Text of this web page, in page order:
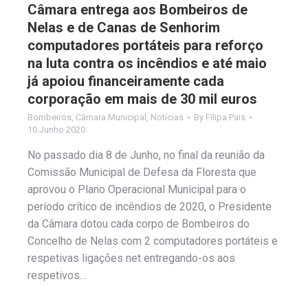
Câmara entrega aos Bombeiros de
Nelas e de Canas de Senhorim
computadores portáteis para reforço
na luta contra os incêndios e até maio
já apoiou financeiramente cada
corporação em mais de 30 mil euros
Bombeiros Câmara Municipal Notícias By Filipa Pais
10 Junho 2020
No passado dia 8 de Junho, no final da reunião da
Comissão Municipal de Defesa da Floresta que
aprovou o Plano Operacional Municipal para o
período crítico de incêndios de 2020, o Presidente
da Câmara dotou cada corpo de Bombeiros do
Concelho de Nelas com 2 computadores portáteis e
respetivas ligações net entregando-os aos
respetivos…